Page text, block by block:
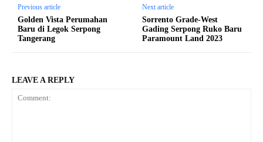
Previous article
Golden Vista Perumahan
Baru di Legok Serpong
Tangerang
Next article
Sorrento Grade-West
Gading Serpong Ruko Baru
Paramount Land 2023
LEAVE A REPLY